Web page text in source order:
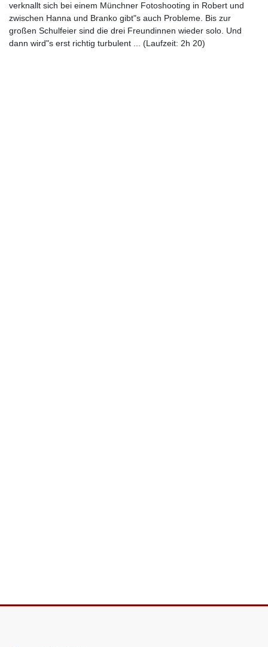
verknallt sich bei einem Münchner Fotoshooting in Robert und
zwischen Hanna und Branko gibt"s auch Probleme. Bis zur
großen Schulfeier sind die drei Freundinnen wieder solo. Und
dann wird"s erst richtig turbulent ... (Laufzeit: 2h 20)